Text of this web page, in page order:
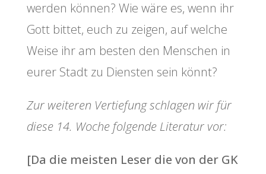
werden können? Wie wäre es, wenn ihr
Gott bittet, euch zu zeigen, auf welche
Weise ihr am besten den Menschen in
eurer Stadt zu Diensten sein könnt?
Zur weiteren Vertiefung schlagen wir für
diese 14. Woche folgende Literatur vor:
[Da die meisten Leser die von der GK